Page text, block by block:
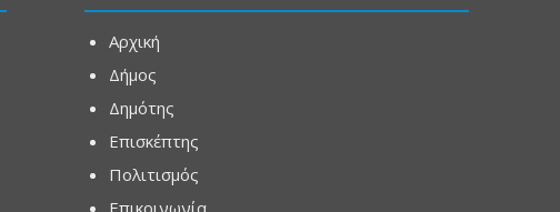
Αρχική
Δήμος
Δημότης
Επισκέπτης
Πολιτισμός
Επικοινωνία